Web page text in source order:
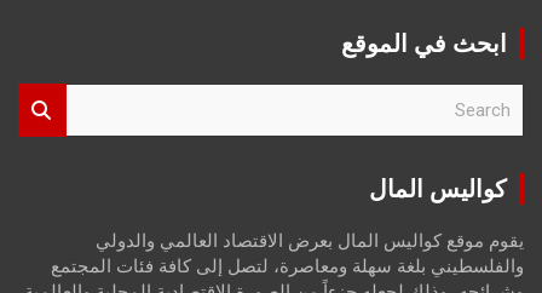
ابحث في الموقع
r
كواليس المال
يقوم موقع كواليس المال بعرض الاقتصاد العالمي والدولي
والفلسطيني بلغة سهلة ومعاصرة، لتصل إلى كافة فئات المجتمع